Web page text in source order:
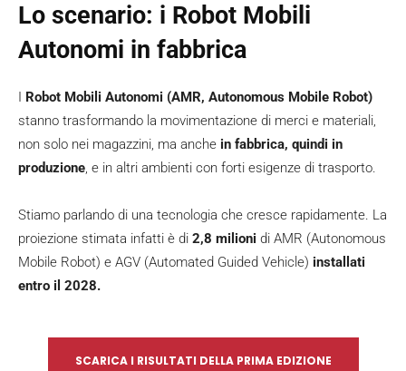
Lo scenario: i Robot Mobili
Autonomi in fabbrica
I Robot Mobili Autonomi (AMR, Autonomous Mobile Robot)
stanno trasformando la movimentazione di merci e materiali,
non solo nei magazzini, ma anche in fabbrica, quindi in
produzione, e in altri ambienti con forti esigenze di trasporto.
Stiamo parlando di una tecnologia che cresce rapidamente. La
proiezione stimata infatti è di 2,8 milioni di AMR (Autonomous
Mobile Robot) e AGV (Automated Guided Vehicle) installati
entro il 2028.
SCARICA I RISULTATI DELLA PRIMA EDIZIONE